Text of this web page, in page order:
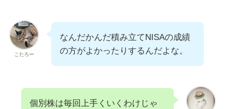
こたろー
なんだかんだ積み立てNISAの成績
の方がよかったりするんだよな。
個別株は毎回上手くいくわけじゃ